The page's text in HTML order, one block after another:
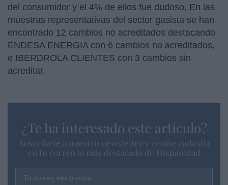
del consumidor y el 4% de ellos fue dudoso. En las
muestras representativas del sector gasista se han
encontrado 12 cambios no acreditados destacando
ENDESA ENERGIA con 6 cambios no acreditados,
e IBERDROLA CLIENTES con 3 cambios sin
acreditar.
¿Te ha interesado este artículo?
Suscríbete a nuestro newsletter y recibe cada dia
en tu correo lo más destacado de Hispanidad
Tu correo electrónico...